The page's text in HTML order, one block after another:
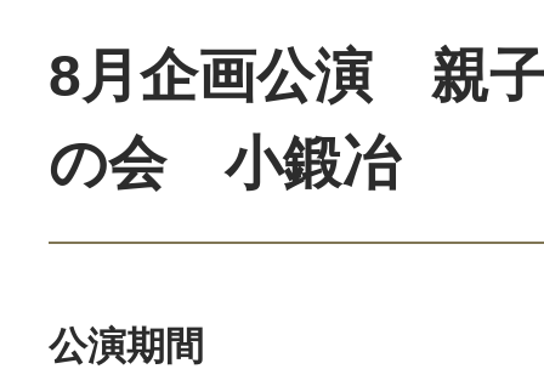
8月企画公演 親
の会 小鍛冶
公演期間